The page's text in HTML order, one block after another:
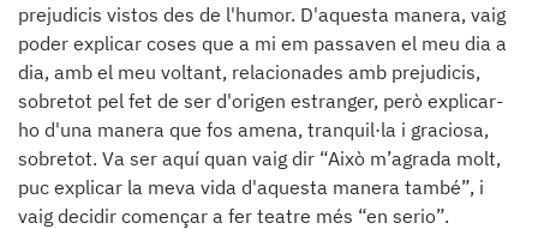
prejudicis vistos des de l'humor. D'aquesta manera, vaig
poder explicar coses que a mi em passaven el meu dia a
dia, amb el meu voltant, relacionades amb prejudicis,
sobretot pel fet de ser d'origen estranger, però explicar-
ho d'una manera que fos amena, tranquil·la i graciosa,
sobretot. Va ser aquí quan vaig dir “Això m’agrada molt,
puc explicar la meva vida d'aquesta manera també”, i
vaig decidir començar a fer teatre més “en serio”.